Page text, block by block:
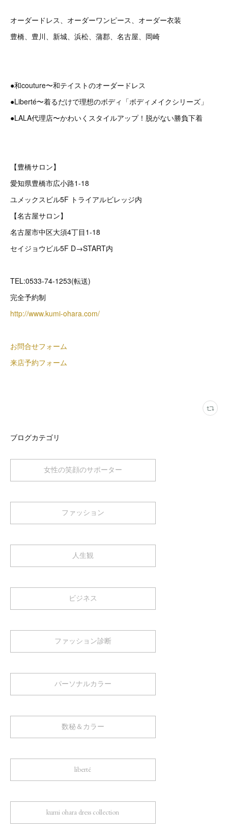
オーダードレス、オーダーワンピース、オーダー衣装
豊橋、豊川、新城、浜松、蒲郡、名古屋、岡崎
●和couture〜和テイストのオーダードレス
●Liberté〜着るだけで理想のボディ「ボディメイクシリーズ」
●LALA代理店〜かわいくスタイルアップ！脱がない勝負下着
【豊橋サロン】
愛知県豊橋市広小路1-18
ユメックスビル5F トライアルビレッジ内
【名古屋サロン】
名古屋市中区大須4丁目1-18
セイジョウビル5F D→START内
TEL:0533-74-1253(転送)
完全予約制
http://www.kumi-ohara.com/
お問合せフォーム
来店予約フォーム
ブログカテゴリ
女性の笑顔のサポーター
ファッション
人生観
ビジネス
ファッション診断
パーソナルカラー
数秘＆カラー
liberté
kumi ohara dress collection